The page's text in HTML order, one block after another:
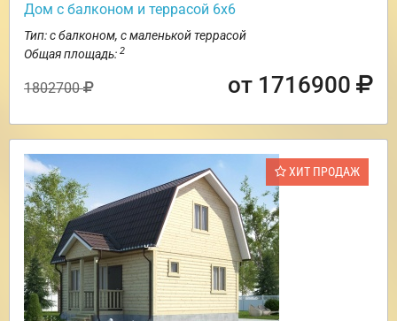
Дом с балконом и террасой 6х6
Тип: с балконом, с маленькой террасой
Общая площадь: 2
1802700 от 1716900
ХИТ ПРОДАЖ